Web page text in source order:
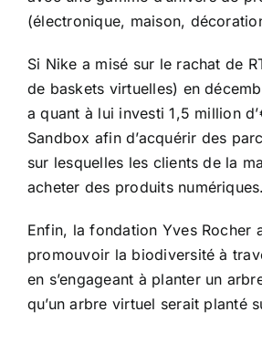
(électronique, maison,
Si Nike a misé sur le rachat de
de baskets virtuelles) en
a quant à lui investi 1,5 million
Sandbox afin d’acquérir des
sur lesquelles les clients de la
acheter des produits numériques.
Enfin, la fondation Yves Rocher
promouvoir la biodiversité à
en s’engageant à planter un
qu’un arbre virtuel serait planté